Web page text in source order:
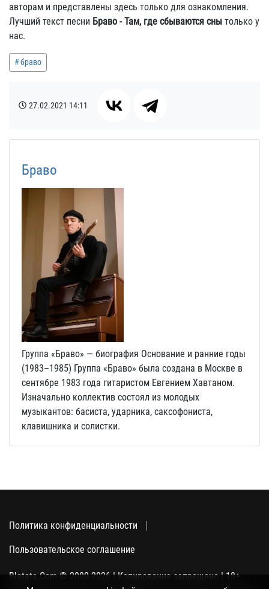
авторам и представлены здесь только для ознакомления.
Лучший текст песни Браво - Там, где сбываются сны только у
нас.
браво
27.02.2021 14:11
Браво
Группа «Браво» — биография Основание и ранние годы
(1983–1985) Группа «Браво» была создана в Москве в
сентябре 1983 года гитаристом Евгением Хавтаном.
Изначально коллектив состоял из молодых
музыкантов: басиста, ударника, саксофониста,
клавишника и солистки.
Политика конфиденциальности
Пользовательское соглашение
Blatata.Com © 2000-2026 | Копирование запрещено | 18+